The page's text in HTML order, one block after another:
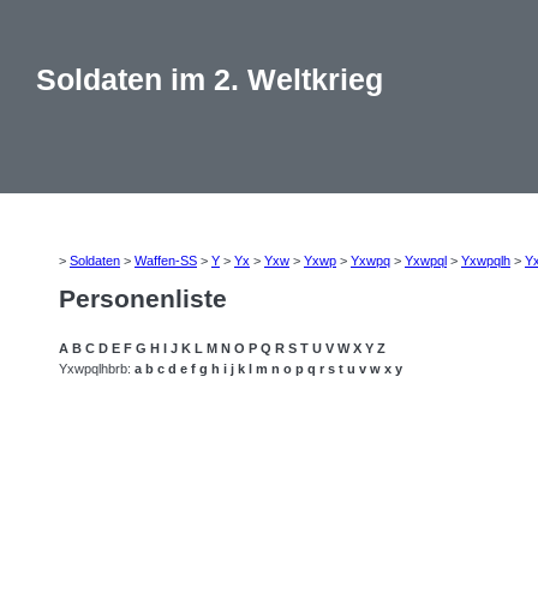
Soldaten im 2. Weltkrieg
> Soldaten > Waffen-SS > Y > Yx > Yxw > Yxwp > Yxwpq > Yxwpql > Yxwpqlh >
Personenliste
A B C D E F G H I J K L M N O P Q R S T U V W X Y Z
Yxwpqlhbrb: a b c d e f g h i j k l m n o p q r s t u v w x y